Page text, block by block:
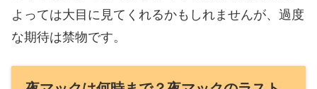
よっては大目に見てくれるかもしれませんが、過度
な期待は禁物です。